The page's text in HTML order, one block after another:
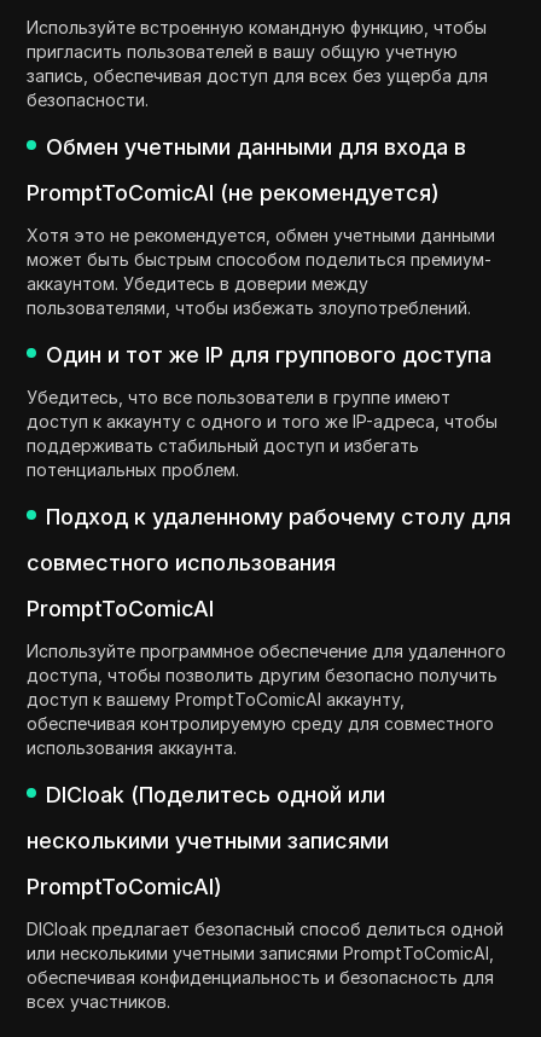
Используйте встроенную командную функцию, чтобы
пригласить пользователей в вашу общую учетную
запись, обеспечивая доступ для всех без ущерба для
безопасности.
Обмен учетными данными для входа в
PromptToComicAI (не рекомендуется)
Хотя это не рекомендуется, обмен учетными данными
может быть быстрым способом поделиться премиум-
аккаунтом. Убедитесь в доверии между
пользователями, чтобы избежать злоупотреблений.
Один и тот же IP для группового доступа
Убедитесь, что все пользователи в группе имеют
доступ к аккаунту с одного и того же IP-адреса, чтобы
поддерживать стабильный доступ и избегать
потенциальных проблем.
Подход к удаленному рабочему столу для
совместного использования
PromptToComicAI
Используйте программное обеспечение для удаленного
доступа, чтобы позволить другим безопасно получить
доступ к вашему PromptToComicAI аккаунту,
обеспечивая контролируемую среду для совместного
использования аккаунта.
DICloak (Поделитесь одной или
несколькими учетными записями
PromptToComicAI)
DICloak предлагает безопасный способ делиться одной
или несколькими учетными записями PromptToComicAI,
обеспечивая конфиденциальность и безопасность для
всех участников.